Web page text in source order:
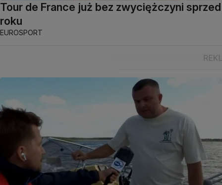
Tour de France już bez zwyciężczyni sprzed
roku
EUROSPORT